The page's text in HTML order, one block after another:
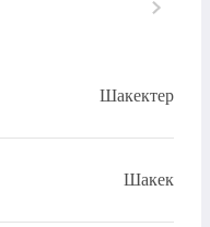
Шакектер
Шакек